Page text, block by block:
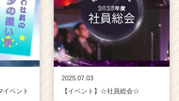
イベント
2025.07.03
【イベント】☆社員総会☆